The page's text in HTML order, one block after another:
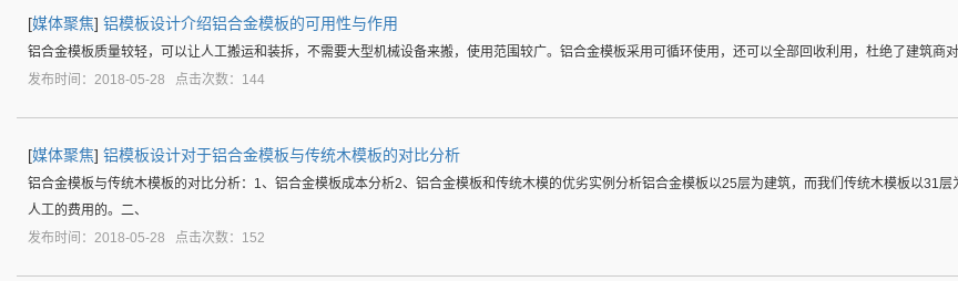
[媒体聚焦] 铝模板设计介绍铝合金模板的可用性与作用
铝合金模板质量较轻，可以让人工搬运和装拆，不需要大型机械设备来搬，使用范围较广。铝合金模板采用可循环使用，还可以全部回收利用，杜绝了建筑商
发布时间：2018-05-28 点击次数：144
[媒体聚焦] 铝模板设计对于铝合金模板与传统木模板的对比分析
铝合金模板与传统木模板的对比分析：1、铝合金模板成本分析2、铝合金模板和传统木模的优劣实例分析铝合金模板以25层为建筑，而我们传统木模板以31
人工的费用的。二、
发布时间：2018-05-28 点击次数：152